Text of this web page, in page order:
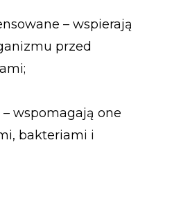
– wspierają
przed
wspomagają one
bakteriami i